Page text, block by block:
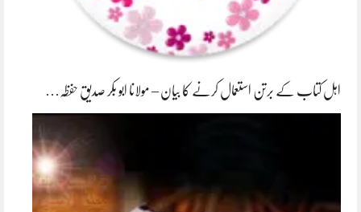
اہل کتاب کے برتن استعمال کرنے کا بیان – مولانا ابو بکر صدیق حفظہ…